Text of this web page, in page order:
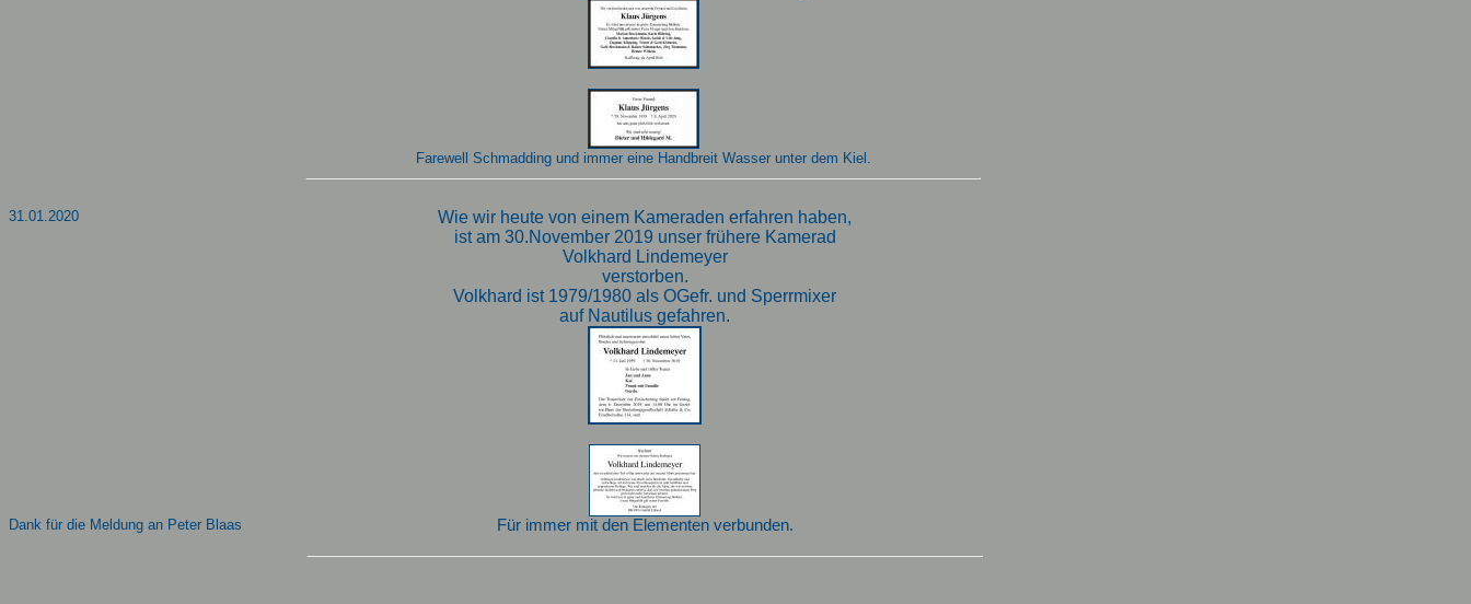
Farewell Schmadding und immer eine Handbreit Wasser unter dem Kiel.
31.01.2020
Wie wir heute von einem Kameraden erfahren haben,
ist am 30.November 2019 unser frühere Kamerad
Volkhard Lindemeyer
verstorben.
Volkhard ist 1979/1980 als OGefr. und Sperrmixer
auf Nautilus gefahren.
Dank für die Meldung an Peter Blaas Für immer mit den Elementen verbunden.